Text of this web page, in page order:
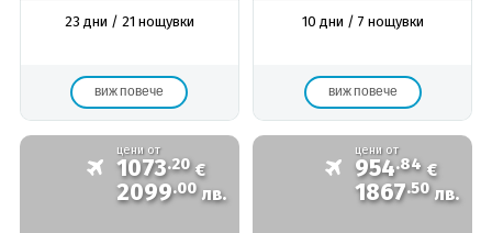
23 дни / 21 нощувки
виж повече
Индивидуална
програма
10 дни / 7 нощувки
виж повече
цени от
1073.20 €
2099.00 лв.
цени от
954.84 €
1867.50 лв.